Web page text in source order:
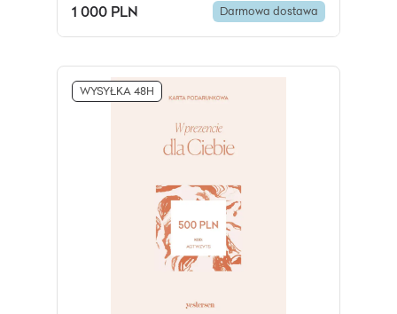
1 000 PLN Darmowa dostawa
WYSYŁKA 48H